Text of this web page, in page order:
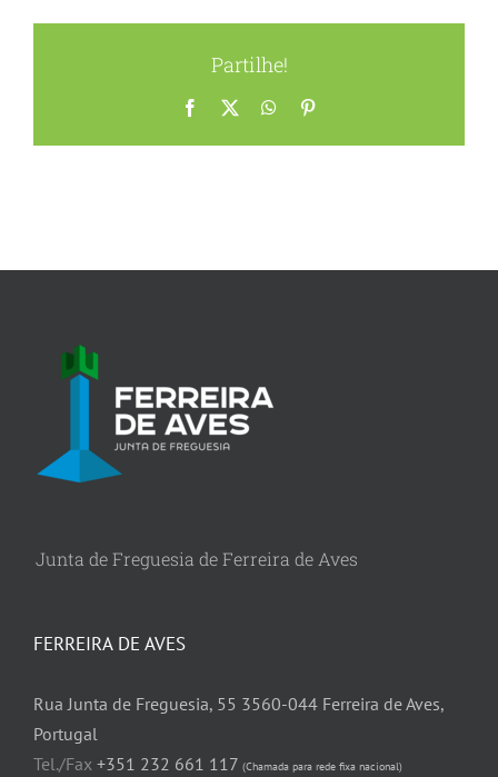
Partilhe!
Facebook WhatsApp
Junta de Freguesia de Ferreira de Aves
FERREIRA DE AVES
Rua Junta de Freguesia, 55 3560-044 Ferreira de Aves,
Portugal
Tel./Fax +351 232 661 117 (Chamada para rede fixa nacional)